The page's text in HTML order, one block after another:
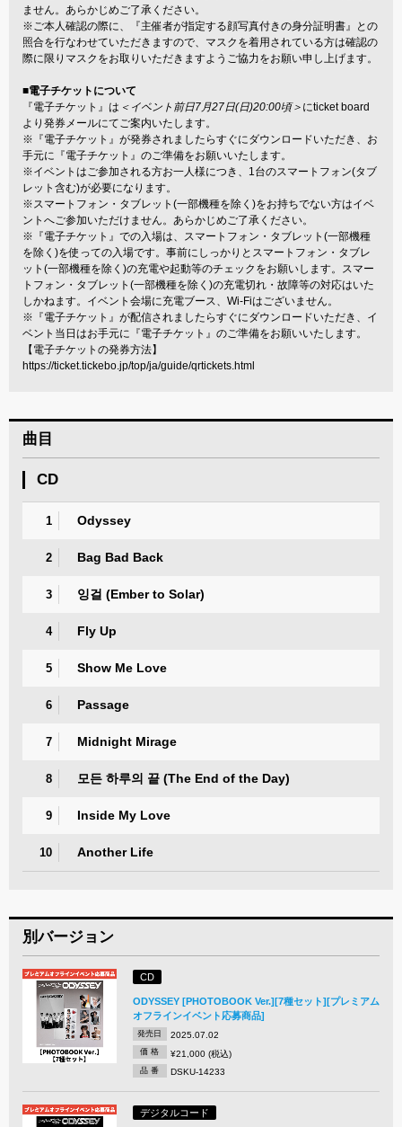
ません。あらかじめご了承ください。
※ご本人確認の際に、『主催者が指定する顔写真付きの身分証明書』との
照合を行なわせていただきますので、マスクを着用されている方は確認の
際に限りマスクをお取りいただきますようご協力をお願い申し上げます。
■電子チケットについて
『電子チケット』は ＜イベント前日7月27日(日)20:00頃＞ にticket board
より発券メールにてご案内いたします。
※『電子チケット』が発券されましたらすぐにダウンロードいただき、お
手元に『電子チケット』のご準備をお願いいたします。
※イベントはご参加される方お一人様につき、1台のスマートフォン(タブ
レット含む)が必要になります。
※スマートフォン・タブレット(一部機種を除く)をお持ちでない方はイベ
ントへご参加いただけません。あらかじめご了承ください。
※『電子チケット』での入場は、スマートフォン・タブレット(一部機種
を除く)を使っての入場です。事前にしっかりとスマートフォン・タブレ
ット(一部機種を除く)の充電や起動等のチェックをお願いします。スマー
トフォン・タブレット(一部機種を除く)の充電切れ・故障等の対応はいた
しかねます。イベント会場に充電ブース、Wi-Fiはございません。
※『電子チケット』が配信されましたらすぐにダウンロードいただき、イ
ベント当日はお手元に『電子チケット』のご準備をお願いいたします。
【電子チケットの発券方法】
https://ticket.tickebo.jp/top/ja/guide/qrtickets.html
曲目
CD
1 Odyssey
2 Bag Bad Back
3 잉걸 (Ember to Solar)
4 Fly Up
5 Show Me Love
6 Passage
7 Midnight Mirage
8 모든 하루의 끝 (The End of the Day)
9 Inside My Love
10 Another Life
別バージョン
CD
ODYSSEY [PHOTOBOOK Ver.][7種セット][プレミアム
オフラインイベント応募商品]
発売日 2025.07.02
価 格 ¥21,000 (税込)
品 番 DSKU-14233
デジタルコード